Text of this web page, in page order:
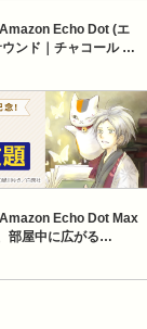
Echo Dot (エ
ウンド｜チャコール …
Echo Dot Max
部屋中に広がる…